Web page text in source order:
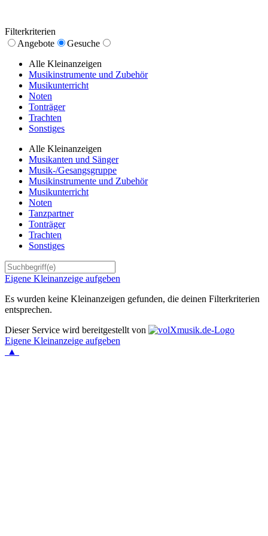
Filterkriterien
Angebote
Gesuche
Alle Kleinanzeigen
Musikinstrumente und Zubehör
Musikunterricht
Noten
Tonträger
Trachten
Sonstiges
Alle Kleinanzeigen
Musikanten und Sänger
Musik-/Gesangsgruppe
Musikinstrumente und Zubehör
Musikunterricht
Noten
Tanzpartner
Tonträger
Trachten
Sonstiges
Eigene Kleinanzeige aufgeben
Es wurden keine Kleinanzeigen gefunden, die deinen Filterkriterien
entsprechen.
Dieser Service wird bereitgestellt von
Eigene Kleinanzeige aufgeben
▲